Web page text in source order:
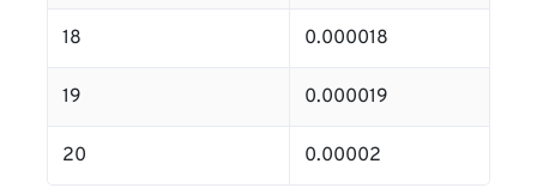
18 0.000018
19 0.000019
20 0.00002